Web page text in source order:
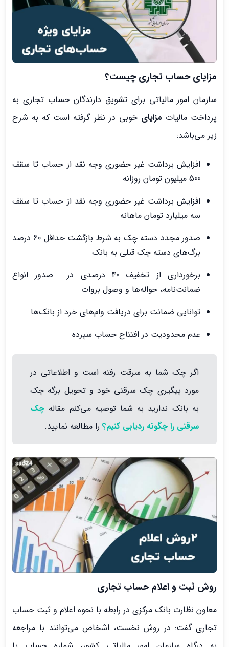
مزایای حساب تجاری چیست؟
سازمان امور مالیاتی برای تشویق دارندگان حساب تجاری به
پرداخت مالیات مزایای خوبی در نظر گرفته است که به شرح
زیر می‌باشد:
افزایش برداشت غیر حضوری وجه نقد از حساب تا سقف
500 میلیون تومان روزانه
افزایش برداشت غیر حضوری وجه نقد از حساب تا سقف
سه میلیارد تومان ماهانه
صدور مجدد دسته چک به شرط بازگشت حداقل 60 درصد
برگ‌های دسته چک قبلی به بانک
برخورداری از تخفیف 40 درصدی در صدور انواع
ضمانت‌نامه، حواله‌ها و وصول بروات
توانایی ضمانت برای دریافت وام‌های خرد از بانک‌ها
عدم محدودیت در افتتاح حساب سپرده
اگر چک شما به سرقت رفته است و اطلاعاتی در
مورد پیگیری چک سرقتی خود و تحویل برگه چک
به بانک ندارید به شما توصیه می‌کنم مقاله چک
سرقتی را چگونه ردیابی کنیم؟ را مطالعه نمایید.
روش ثبت و اعلام حساب تجاری
معاون نظارت بانک مرکزی در رابطه با نحوه اعلام و ثبت حساب
تجاری گفت: در روش نخست، اشخاص می‌توانند با مراجعه